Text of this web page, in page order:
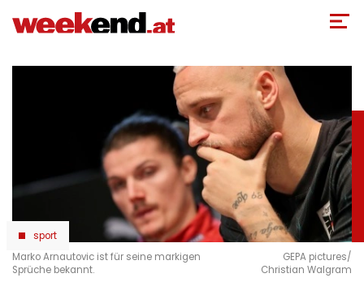
zum
sport
Marko Arnautovic ist für seine markigen
Sprüche bekannt.
GEPA pictures/
Christian Walgram